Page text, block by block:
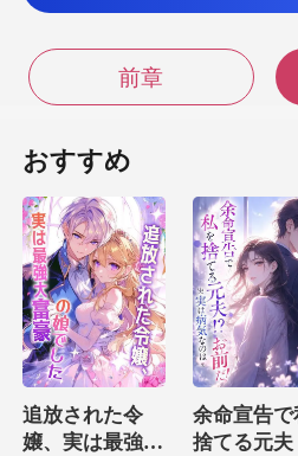
傷して 入院し
私が彼のお世話をしたか
し、
前章
おすすめ
追放された令
嬢、実は最強大
余命宣告で
捨てる元夫